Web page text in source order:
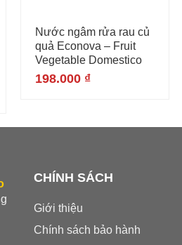
Nước ngâm rửa rau củ
quả Econova – Fruit
Vegetable Domestico
198.000 ₫
CHÍNH SÁCH
Giới thiệu
Chính sách bảo hành